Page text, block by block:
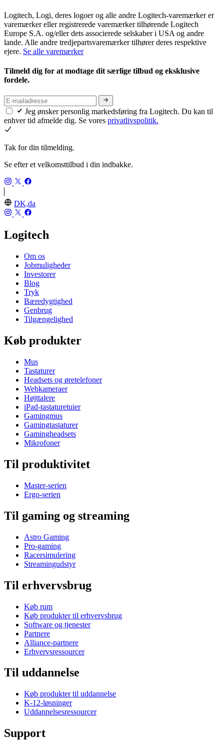
Logitech, Logi, deres logoer og alle andre Logitech-varemærker er
varemærker eller registrerede varemærker tilhørende Logitech
Europe S.A. og/eller dets associerede selskaber i USA og andre
lande. Alle andre tredjepartsvaremærker tilhører deres respektive
ejere. Se alle varemærker
Tilmeld dig for at modtage dit særlige tilbud og eksklusive
fordele.
Jeg ønsker personlig markedsføring fra Logitech. Du kan til
enhver tid afmelde dig. Se vores privatlivspolitik.
Tak for din tilmelding.
Se efter et velkomsttilbud i din indbakke.
DK,da
Logitech
Om os
Jobmuligheder
Investorer
Blog
Tryk
Bæredygtighed
Genbrug
Tilgængelighed
Køb produkter
Mus
Tastaturer
Headsets og øretelefoner
Webkameraer
Højttalere
iPad-tastaturetuier
Gamingmus
Gamingtastaturer
Gamingheadsets
Mikrofoner
Til produktivitet
Master-serien
Ergo-serien
Til gaming og streaming
Astro Gaming
Pro-gaming
Racersimulering
Streamingudstyr
Til erhvervsbrug
Køb rum
Køb produkter til erhvervsbrug
Software og tjenester
Partnere
Alliance-partnere
Erhvervsressourcer
Til uddannelse
Køb produkter til uddannelse
K-12-løsninger
Uddannelsesressourcer
Support